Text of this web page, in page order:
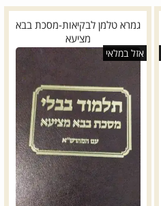
גמרא טלמן לבקיאות-מסכת בבא
מציעא
אזל במלאי